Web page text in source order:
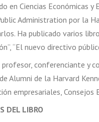
en Ciencias Económicas
Administration por la
Ha publicado varios
“El nuevo directivo
profesor, conferenciante y
Alumni de la Harvard
empresariales, Consejos
DEL LIBRO